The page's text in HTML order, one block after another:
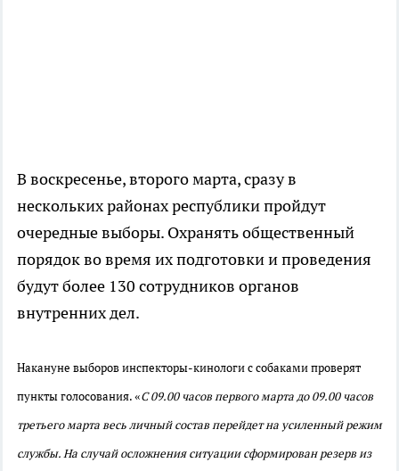
В воскресенье, второго марта, сразу в
нескольких районах республики пройдут
очередные выборы. Охранять общественный
порядок во время их подготовки и проведения
будут более 130 сотрудников органов
внутренних дел.
Накануне выборов инспекторы-кинологи с собаками проверят
пункты голосования. «С 09.00 часов первого марта до 09.00 часов
третьего марта весь личный состав перейдет на усиленный режим
службы. На случай осложнения ситуации сформирован резерв из